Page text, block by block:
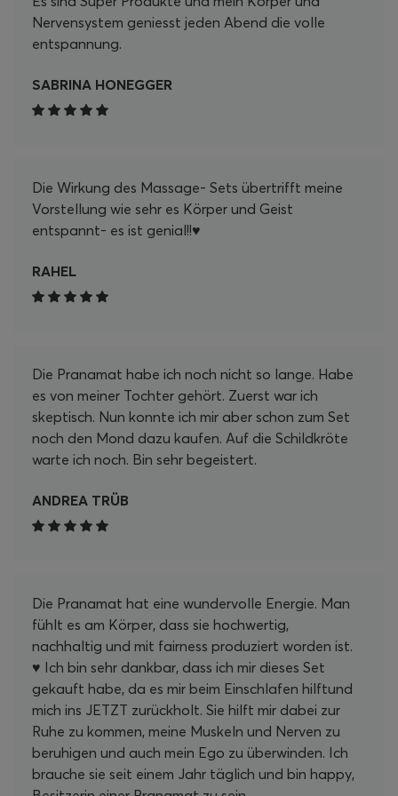
mit meinem Pranamat Set! Danke, Pranamat!
Nervensystem geniesst jeden Abend die volle
entspannung.
SABRINA HONEGGER
Die Wirkung des Massage- Sets übertrifft meine
Vorstellung wie sehr es Körper und Geist
entspannt- es ist genial!!♥️
RAHEL
Die Pranamat habe ich noch nicht so lange. Habe
es von meiner Tochter gehört. Zuerst war ich
skeptisch. Nun konnte ich mir aber schon zum Set
noch den Mond dazu kaufen. Auf die Schildkröte
warte ich noch. Bin sehr begeistert.
ANDREA TRÜB
Die Pranamat hat eine wundervolle Energie. Man
fühlt es am Körper, dass sie hochwertig,
nachhaltig und mit fairness produziert worden ist.
♥️ Ich bin sehr dankbar, dass ich mir dieses Set
gekauft habe, da es mir beim Einschlafen hilftund
mich ins JETZT zurückholt. Sie hilft mir dabei zur
Ruhe zu kommen, meine Muskeln und Nerven zu
beruhigen und auch mein Ego zu überwinden. Ich
brauche sie seit einem Jahr täglich und bin happy,